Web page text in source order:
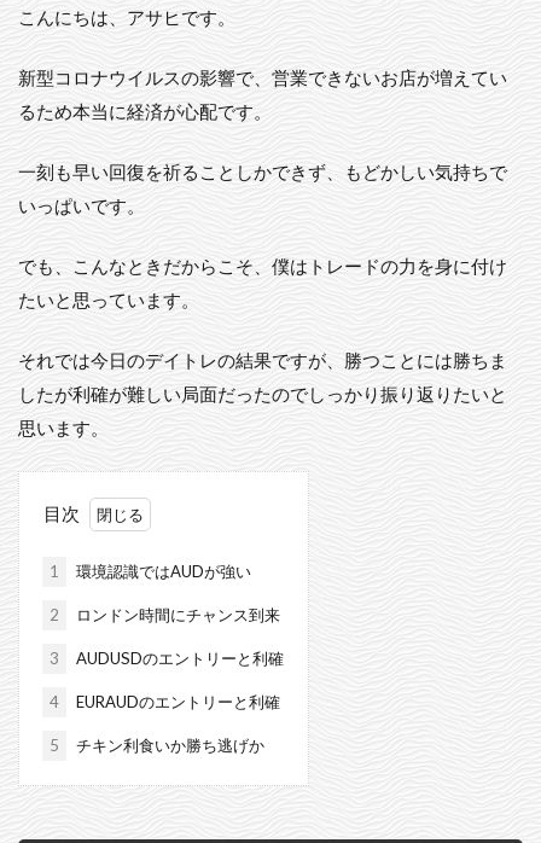
こんにちは、アサヒです。
新型コロナウイルスの影響で、営業できないお店が増えてい
るため本当に経済が心配です。
一刻も早い回復を祈ることしかできず、もどかしい気持ちで
いっぱいです。
でも、こんなときだからこそ、僕はトレードの力を身に付け
たいと思っています。
それでは今日のデイトレの結果ですが、勝つことには勝ちま
したが利確が難しい局面だったのでしっかり振り返りたいと
思います。
目次
1 環境認識ではAUDが強い
2 ロンドン時間にチャンス到来
3 AUDUSDのエントリーと利確
4 EURAUDのエントリーと利確
5 チキン利食いか勝ち逃げか